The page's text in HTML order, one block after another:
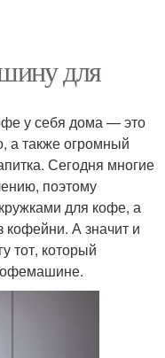
для
у себя дома — это
а также огромный
Сегодня многие
поэтому
для кофе, а
кофейни. А значит и
тот, который